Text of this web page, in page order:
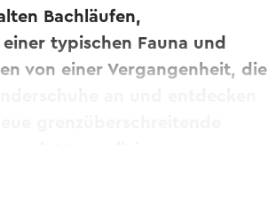
Bachläufen,
typischen Fauna und
von einer Vergangenheit, die
Maasvallei.